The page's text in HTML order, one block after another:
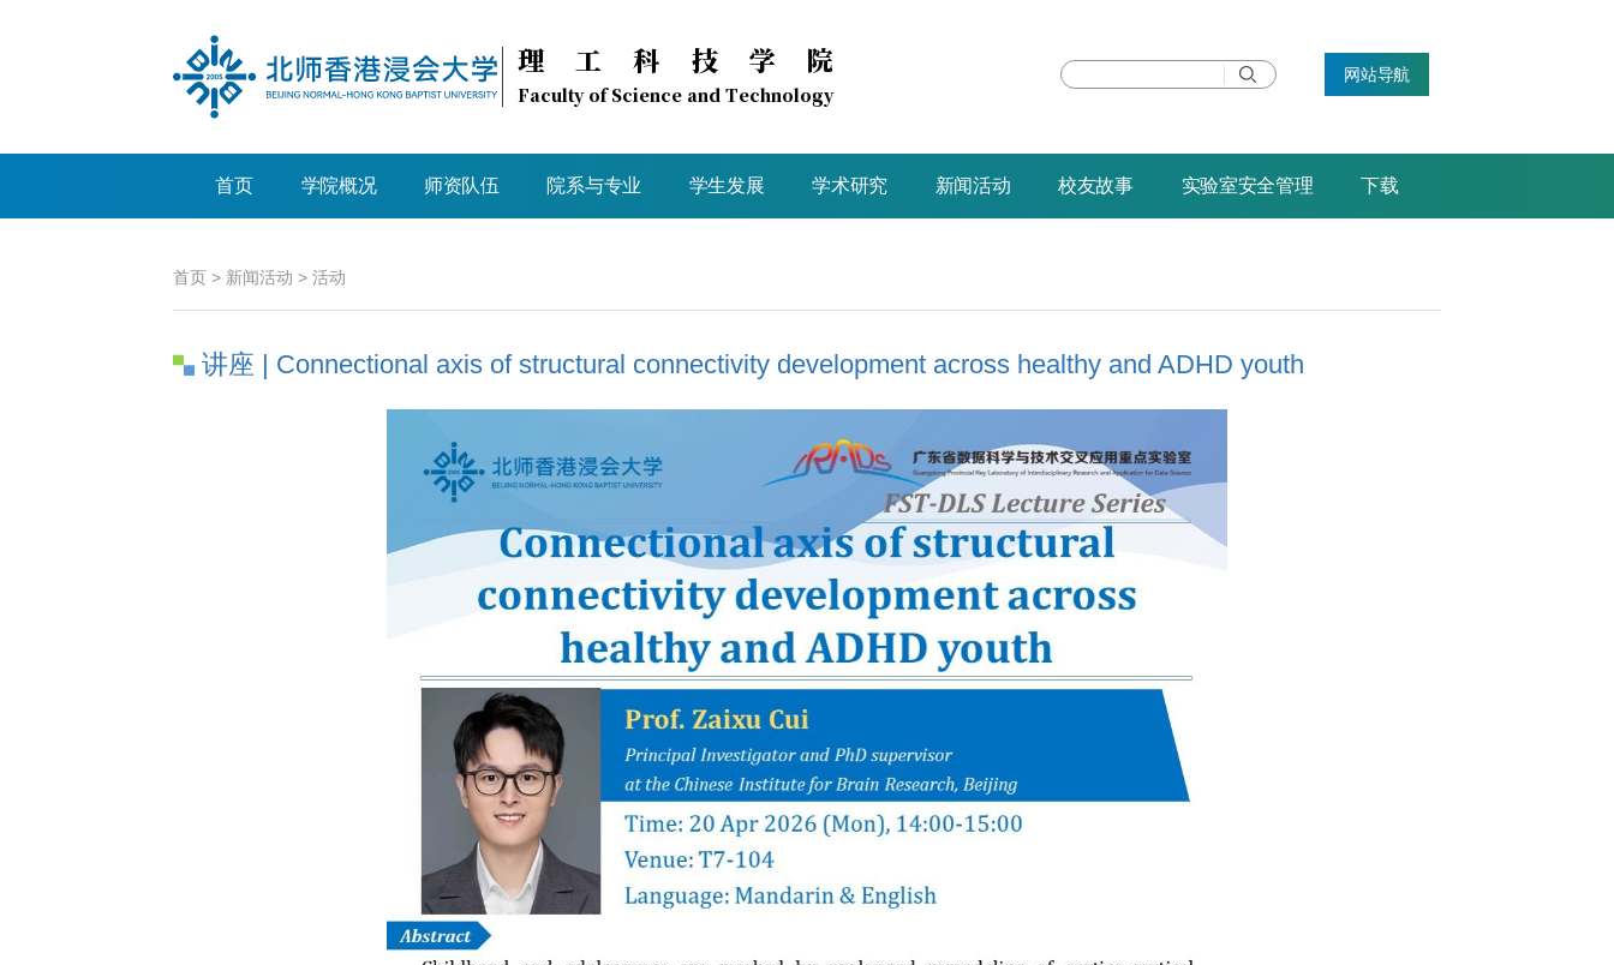
理工科技学院
Faculty of Science and Technology
网站导航
首页 学院概况 师资队伍 院系与专业 学生发展 学术研究 新闻活动 校友故事 实验室安全管理 下载
首页 > 新闻活动 > 活动
讲座 | Connectional axis of structural connectivity development across healthy and ADHD youth